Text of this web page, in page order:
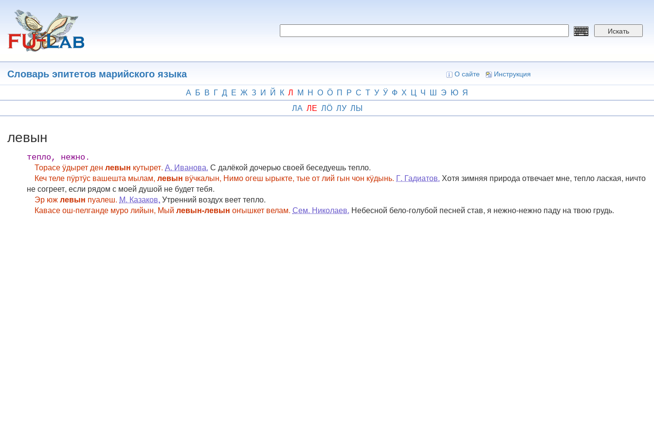
основному
содержанию
Искать
Словарь эпитетов марийского языка О сайте Инструкция
А Б В Г Д Е Ж З И Й К Л М Н О Ӧ П Р С Т У Ӱ Ф Х Ц Ч Ш Э Ю Я
ЛА ЛЕ ЛӦ ЛУ ЛЫ
левын
тепло, нежно.
Торасе ӱдырет ден левын кутырет. А. Иванова. С далёкой дочерью своей беседуешь тепло.
Кеч теле пӱртӱс вашешта мылам, левын вӱчкалын, Нимо огеш ырыкте, тые от лий гын чон кӱдынь. Г. Гадиатов. Хотя зимняя природа отвечает мне, тепло лаская, ничто
не согреет, если рядом с моей душой не будет тебя.
Эр южлевын пуалеш. М. Казаков. Утренний воздух веет тепло.
Кавасе ош-пелганде муро лийын, Мый левын-левын оҥышкет велам. Сем. Николаев. Небесной бело-голубой песней став, я нежно-нежно паду на твою грудь.